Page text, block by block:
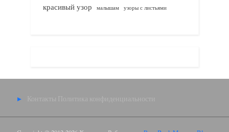
красивый узор малышам узоры с листьями
Контакты Политика конфиденциальности